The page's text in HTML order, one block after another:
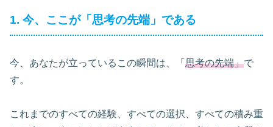
1. 今、ここが「思考の先端」である
今、あなたが立っているこの瞬間は、「 思考の先端」で
す。
これまでのすべての経験、すべての選択、すべての積み重